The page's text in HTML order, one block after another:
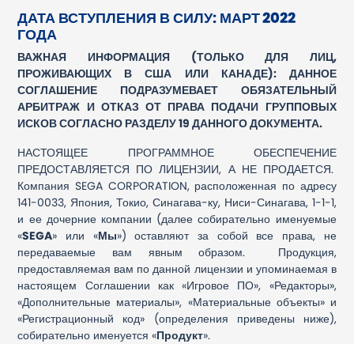
Your Rights​
Corporate Governance
FAQs & Contact Us
ДАТА ВСТУПЛЕНИЯ В СИЛУ: МАРТ 2022
ГОДА
ВАЖНАЯ ИНФОРМАЦИЯ (ТОЛЬКО ДЛЯ ЛИЦ,
ПРОЖИВАЮЩИХ В США ИЛИ КАНАДЕ): ДАННОЕ
СОГЛАШЕНИЕ ПОДРАЗУМЕВАЕТ ОБЯЗАТЕЛЬНЫЙ
АРБИТРАЖ И ОТКАЗ ОТ ПРАВА ПОДАЧИ ГРУППОВЫХ
ИСКОВ СОГЛАСНО РАЗДЕЛУ 19 ДАННОГО ДОКУМЕНТА.
НАСТОЯЩЕЕ ПРОГРАММНОЕ ОБЕСПЕЧЕНИЕ
ПРЕДОСТАВЛЯЕТСЯ ПО ЛИЦЕНЗИИ, А НЕ ПРОДАЕТСЯ.
Компания SEGA CORPORATION, расположенная по адресу
141-0033, Япония, Токио, Синагава-ку, Ниси-Синагава, 1-1-1,
и ее дочерние компании (далее собирательно именуемые
«SEGA» или «Мы») оставляют за собой все права, не
передаваемые вам явным образом. Продукция,
предоставляемая вам по данной лицензии и упоминаемая в
настоящем Соглашении как «Игровое ПО», «Редакторы»,
«Дополнительные материалы», «Материальные объекты» и
«Регистрационный код» (определения приведены ниже),
собирательно именуется «Продукт».